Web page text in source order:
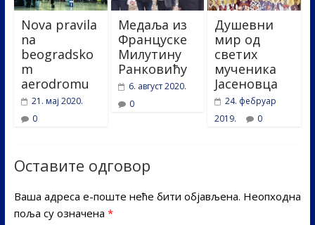
Nova pravila
na
beogradsko
m
aerodromu
21. мај 2020.
0
Медаља из
Француске
Милутину
Ранковићу
6. август 2020.
0
Душевни
мир од
светих
мученика
Јасеновца
24. фебруар
2019.
0
Оставите одговор
Ваша адреса е-поште неће бити објављена. Неопходна
поља су означена *